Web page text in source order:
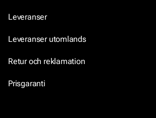
Leveranser
Leveranser utomlands
Retur och reklamation
Prisgaranti